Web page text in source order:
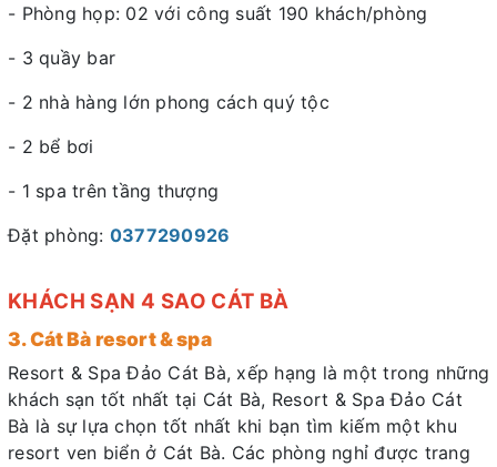
- Phòng họp: 02 với công suất 190 khách/phòng
- 3 quầy bar
- 2 nhà hàng lớn phong cách quý tộc
- 2 bể bơi
- 1 spa trên tầng thượng
Đặt phòng: 0377290926
KHÁCH SẠN 4 SAO CÁT BÀ
3. Cát Bà resort & spa
Resort & Spa Đảo Cát Bà, xếp hạng là một trong những
khách sạn tốt nhất tại Cát Bà, Resort & Spa Đảo Cát
Bà là sự lựa chọn tốt nhất khi bạn tìm kiếm một khu
resort ven biển ở Cát Bà. Các phòng nghỉ được trang